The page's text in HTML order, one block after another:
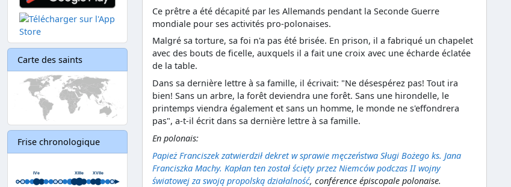
Carte des saints
Frise chronologique
Ce prêtre a été décapité par les Allemands pendant la Seconde Guerre
mondiale pour ses activités pro-polonaises.
Malgré sa torture, sa foi n'a pas été brisée. En prison, il a fabriqué un chapelet
avec des bouts de ficelle, auxquels il a fait une croix avec une écharde éclatée
de la table.
Dans sa dernière lettre à sa famille, il écrivait: "Ne désespérez pas! Tout ira
bien! Sans un arbre, la forêt deviendra une forêt. Sans une hirondelle, le
printemps viendra également et sans un homme, le monde ne s'effondrera
pas", a-t-il écrit dans sa dernière lettre à sa famille.
En polonais:
Papież Franciszek zatwierdził dekret w sprawie męczeństwa Sługi Bożego ks. Jana
Franciszka Machy. Kapłan ten został ścięty przez Niemców podczas II wojny
światowej za swoją propolską działalność, conférence épiscopale polonaise.